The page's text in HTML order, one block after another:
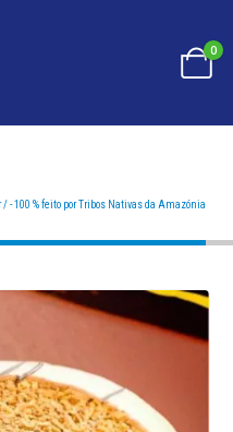
0
/ - 100 % feito por Tribos Nativas da Amazónia